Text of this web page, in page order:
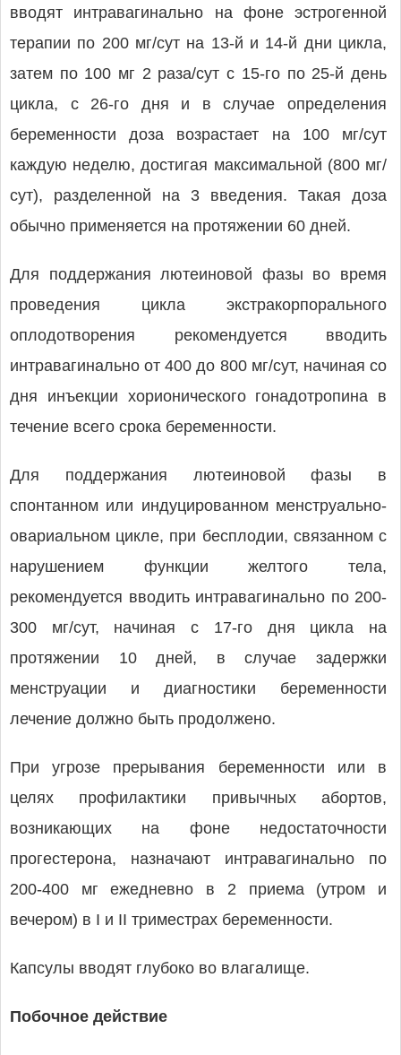
вводят интравагинально на фоне эстрогенной
терапии по 200 мг/сут на 13-й и 14-й дни цикла,
затем по 100 мг 2 раза/сут с 15-го по 25-й день
цикла, с 26-го дня и в случае определения
беременности доза возрастает на 100 мг/сут
каждую неделю, достигая максимальной (800 мг/
сут), разделенной на 3 введения. Такая доза
обычно применяется на протяжении 60 дней.
Для поддержания лютеиновой фазы во время
проведения цикла экстракорпорального
оплодотворения рекомендуется вводить
интравагинально от 400 до 800 мг/сут, начиная со
дня инъекции хорионического гонадотропина в
течение всего срока беременности.
Для поддержания лютеиновой фазы в
спонтанном или индуцированном менструально-
овариальном цикле, при бесплодии, связанном с
нарушением функции желтого тела,
рекомендуется вводить интравагинально по 200-
300 мг/сут, начиная с 17-го дня цикла на
протяжении 10 дней, в случае задержки
менструации и диагностики беременности
лечение должно быть продолжено.
При угрозе прерывания беременности или в
целях профилактики привычных абортов,
возникающих на фоне недостаточности
прогестерона, назначают интравагинально по
200-400 мг ежедневно в 2 приема (утром и
вечером) в I и II триместрах беременности.
Капсулы вводят глубоко во влагалище.
Побочное действие